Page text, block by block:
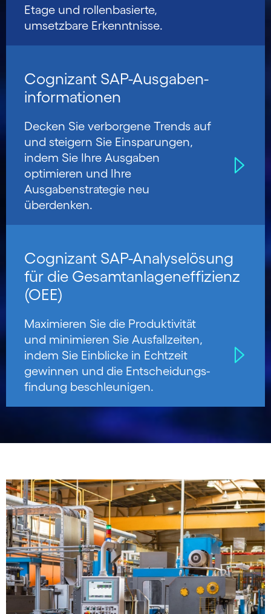
Etage und rollenbasierte,
umsetzbare Erkennt­nisse.
Cognizant SAP-Ausgaben­
informationen
Decken Sie verborgene Trends auf
und steigern Sie Einsparungen,
indem Sie Ihre Ausgaben
optimieren und Ihre
Ausgabenstrategie neu
überdenken.
Cognizant SAP-Analyselösung
für die Gesamt­anlageneffizienz
(OEE)
Maximieren Sie die Produktivität
und minimieren Sie Ausfallzeiten,
indem Sie Einblicke in Echtzeit
gewinnen und die Entscheidungs­
findung beschleunigen.
Carousel starts